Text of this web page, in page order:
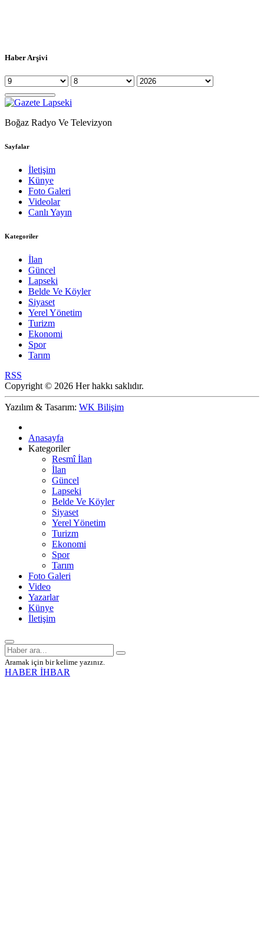
Haber Arşivi
Boğaz Radyo Ve Televizyon
Sayfalar
İletişim
Künye
Foto Galeri
Videolar
Canlı Yayın
Kategoriler
İlan
Güncel
Lapseki
Belde Ve Köyler
Siyaset
Yerel Yönetim
Turizm
Ekonomi
Spor
Tarım
RSS
Copyright © 2026 Her hakkı saklıdır.
Yazılım & Tasarım: WK Bilişim
Anasayfa
Kategoriler
Resmî İlan
İlan
Güncel
Lapseki
Belde Ve Köyler
Siyaset
Yerel Yönetim
Turizm
Ekonomi
Spor
Tarım
Foto Galeri
Video
Yazarlar
Künye
İletişim
Aramak için bir kelime yazınız.
HABER İHBAR